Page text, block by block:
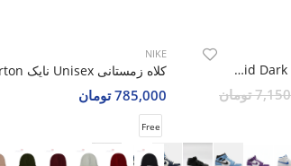
کتونی روزانه زنانه نایک Nike Air Jordan 1 Mid Dark W
تومان
NIKE
785,000 تومان
Free